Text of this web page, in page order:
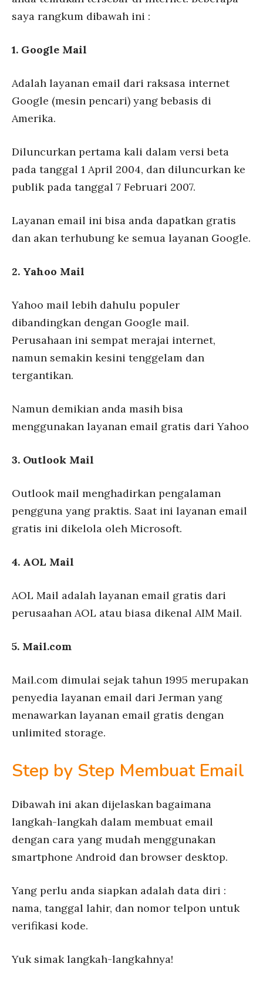
saya rangkum dibawah ini :
1. Google Mail
Adalah layanan email dari raksasa internet
Google (mesin pencari) yang bebasis di
Amerika.
Diluncurkan pertama kali dalam versi beta
pada tanggal 1 April 2004, dan diluncurkan ke
publik pada tanggal 7 Februari 2007.
Layanan email ini bisa anda dapatkan gratis
dan akan terhubung ke semua layanan Google.
2. Yahoo Mail
Yahoo mail lebih dahulu populer
dibandingkan dengan Google mail.
Perusahaan ini sempat merajai internet,
namun semakin kesini tenggelam dan
tergantikan.
Namun demikian anda masih bisa
menggunakan layanan email gratis dari Yahoo
3. Outlook Mail
Outlook mail menghadirkan pengalaman
pengguna yang praktis. Saat ini layanan email
gratis ini dikelola oleh Microsoft.
4. AOL Mail
AOL Mail adalah layanan email gratis dari
perusaahan AOL atau biasa dikenal AIM Mail.
5. Mail.com
Mail.com dimulai sejak tahun 1995 merupakan
penyedia layanan email dari Jerman yang
menawarkan layanan email gratis dengan
unlimited storage.
Step by Step Membuat Email
Dibawah ini akan dijelaskan bagaimana
langkah-langkah dalam membuat email
dengan cara yang mudah menggunakan
smartphone Android dan browser desktop.
Yang perlu anda siapkan adalah data diri :
nama, tanggal lahir, dan nomor telpon untuk
verifikasi kode.
Yuk simak langkah-langkahnya!